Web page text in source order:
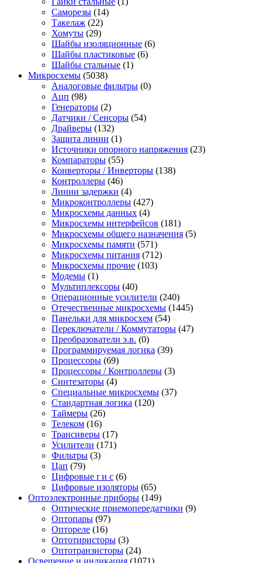
Саморезы (14)
Такелаж (22)
Хомуты (29)
Шайбы изоляционные (6)
Шайбы пластиковые (6)
Шайбы стальные (1)
Микросхемы (5038)
Аналоговые фильтры (0)
Ацп (98)
Генераторы (2)
Датчики / Сенсоры (54)
Драйверы (132)
Защита линии (1)
Источники опорного напряжения (23)
Компараторы (55)
Конверторы / Инверторы (138)
Контроллеры (46)
Линии задержки (4)
Микроконтроллеры (427)
Микросхемы данных (4)
Микросхемы интерфейсов (181)
Микросхемы общего назначения (5)
Микросхемы памяти (571)
Микросхемы питания (712)
Микросхемы прочие (103)
Модемы (1)
Мультиплексоры (40)
Операционные усилители (240)
Отечественные микросхемы (1445)
Панельки для микросхем (54)
Переключатели / Коммутаторы (47)
Преобразователи э.в. (0)
Программируемая логика (39)
Процессоры (69)
Процессоры / Контроллеры (3)
Синтезаторы (4)
Специальные микросхемы (37)
Стандартная логика (120)
Таймеры (26)
Телеком (16)
Трансиверы (17)
Усилители (171)
Фильтры (3)
Цап (79)
Цифровые r и c (6)
Цифровые изоляторы (65)
Оптоэлектронные приборы (149)
Оптические приемопередатчики (9)
Оптопары (97)
Оптореле (16)
Оптотиристоры (3)
Оптотранзисторы (24)
Освещение и индикация (1071)